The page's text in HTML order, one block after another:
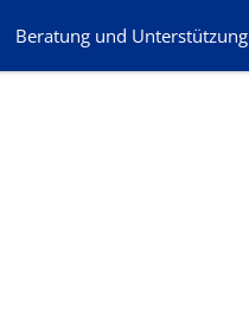
Beratung und Unterstützung